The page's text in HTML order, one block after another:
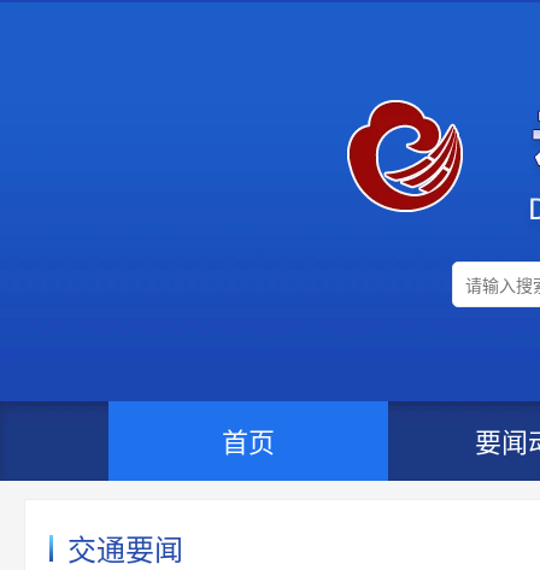
首页 要闻
交通要闻